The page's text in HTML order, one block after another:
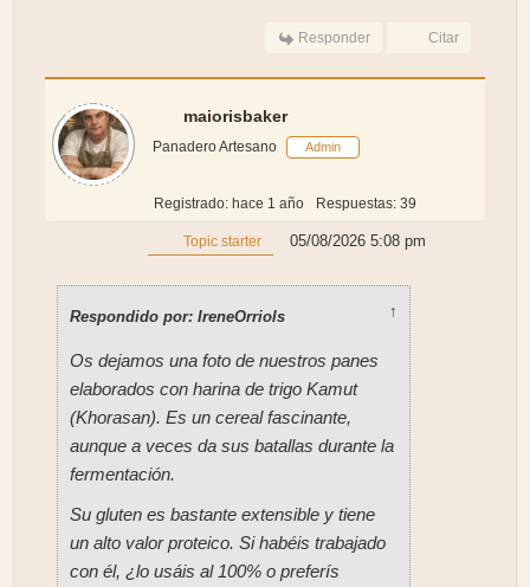
Responder Citar
maiorisbaker
Panadero Artesano Admin
Registrado: hace 1 año Respuestas: 39
Topic starter 05/08/2026 5:08 pm
Respondido por: IreneOrriols ↑
Os dejamos una foto de nuestros panes
elaborados con harina de trigo Kamut
(Khorasan). Es un cereal fascinante,
aunque a veces da sus batallas durante la
fermentación.
Su gluten es bastante extensible y tiene
un alto valor proteico. Si habéis trabajado
con él, ¿lo usáis al 100% o preferís